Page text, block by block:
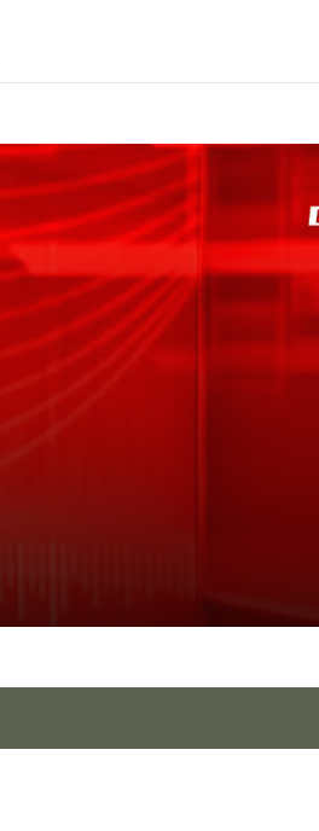
Haradinaj ironizon: Mos lësho pe,
Albin – sa mirë që po e sheh kombi në
ke ardhur
godit me shuplakë në dhomën pa
Gazetarët e Shënjestër
për sjelljen joprofesionale të policëve
Aktakuzë ndaj 20 personave për krime
Zotim për t’i shërbyer Kosovës